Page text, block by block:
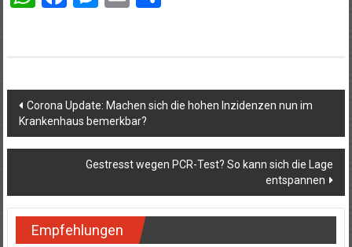
Beitragsnavigation
Corona Update: Machen sich die hohen Inzidenzen nun im
Krankenhaus bemerkbar?
Gestresst wegen PCR-Test? So kann sich die Lage
entspannen
Empfehlungen